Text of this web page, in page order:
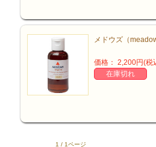
メドウズ（
価格： 2,200円(税
在庫切れ
1 / 1ページ